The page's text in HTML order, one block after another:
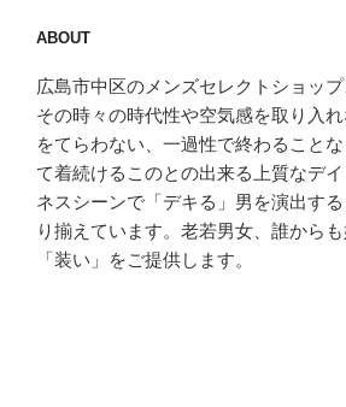
ABOUT
広島市中区のメンズセレクトショップ
その時々の時代性や空気感を取り入
をてらわない、一過性で終わること
て着続けるこのとの出来る上質なデ
ネスシーンで「デキる」男を演出す
り揃えています。老若男女、誰から
「装い」をご提供します。